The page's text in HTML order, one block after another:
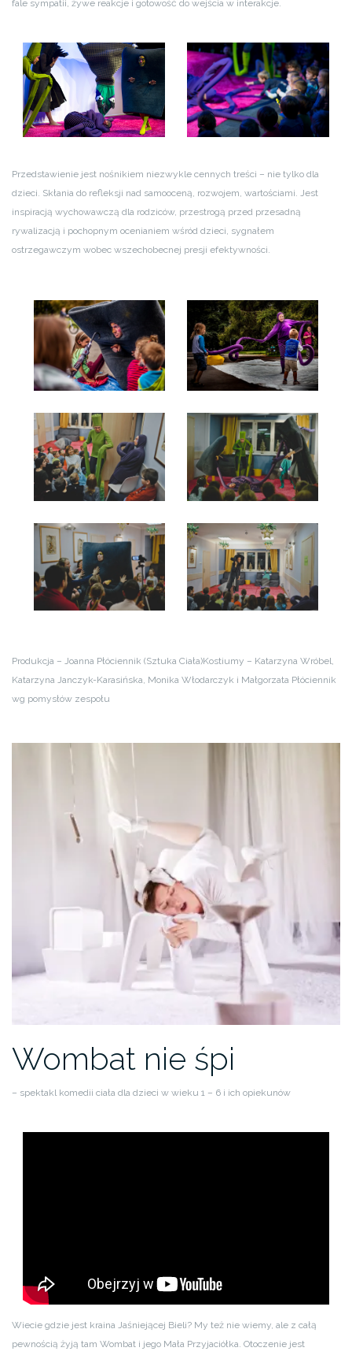
fale sympatii, żywe reakcje i gotowość do wejścia w interakcje.
Przedstawienie jest nośnikiem niezwykle cennych treści – nie tylko dla
dzieci. Skłania do refleksji nad samooceną, rozwojem, wartościami. Jest
inspiracją wychowawczą dla rodziców, przestrogą przed przesadną
rywalizacją i pochopnym ocenianiem wśród dzieci, sygnałem
ostrzegawczym wobec wszechobecnej presji efektywności.
Produkcja – Joanna Płóciennik (Sztuka Ciała)Kostiumy – Katarzyna Wróbel,
Katarzyna Janczyk-Karasińska, Monika Włodarczyk i Małgorzata Płóciennik
wg pomysłów zespołu
Wombat nie śpi
– spektakl komedii ciała dla dzieci w wieku 1 – 6 i ich opiekunów
Wiecie gdzie jest kraina Jaśniejącej Bieli? My też nie wiemy, ale z całą
pewnością żyją tam Wombat i jego Mała Przyjaciółka. Otoczenie jest